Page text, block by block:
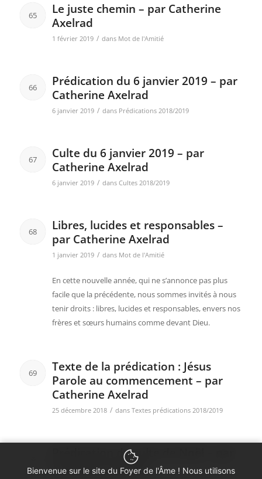
65
Le juste chemin – par Catherine
Axelrad
1 février 2019 / dans Mot de l'Amitié
66
Prédication du 6 janvier 2019 – par
Catherine Axelrad
6 janvier 2019 / dans Prédications 2018/2019
67
Culte du 6 janvier 2019 – par
Catherine Axelrad
6 janvier 2019 / dans Cultes 2018/2019
68
Libres, lucides et responsables –
par Catherine Axelrad
1 janvier 2019 / dans Mot de l'Amitié
En cette nouvelle année, qui ne s’annonce pas plus
facile que la précédente, nous sommes invités à nous
tenir droits : libres, lucides et responsables, envers nos
frères et sœurs humains comme devant Dieu.
69
Texte de la prédication : Jésus
Parole au commencement – par
Catherine Axelrad
25 décembre 2018 / dans Textes prédications 2018/2019
Prédication du culte de Noël – par
Catherine Axelrad
Bienvenue sur le site du Foyer de l'Âme ! Nous utilisons